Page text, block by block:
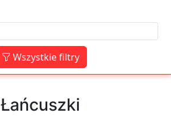
Wszystkie filtry
Łańcuszki